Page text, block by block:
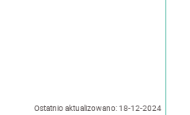
Ostatnio aktualizowano: 18-12-2024